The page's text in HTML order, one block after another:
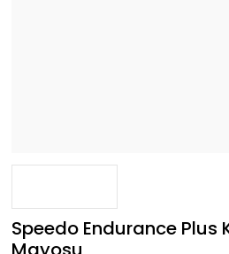
Speedo Endurance Plus